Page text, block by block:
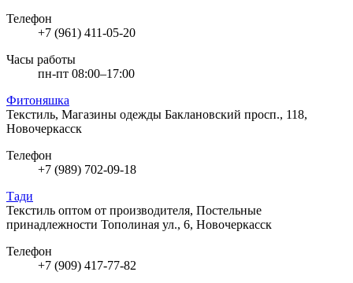
Телефон
+7 (961) 411-05-20
Часы работы
пн-пт 08:00–17:00
Фитоняшка
Текстиль, Магазины одежды Баклановский просп., 118,
Новочеркасск
Телефон
+7 (989) 702-09-18
Тади
Текстиль оптом от производителя, Постельные
принадлежности Тополиная ул., 6, Новочеркасск
Телефон
+7 (909) 417-77-82